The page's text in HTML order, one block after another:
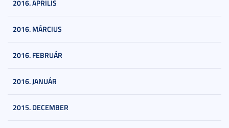
2016. ÁPRILIS
2016. MÁRCIUS
2016. FEBRUÁR
2016. JANUÁR
2015. DECEMBER